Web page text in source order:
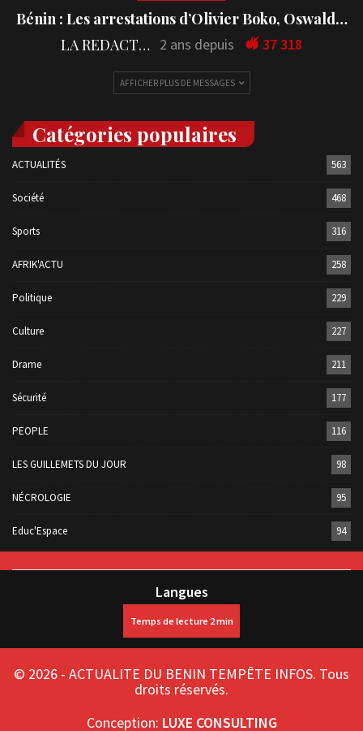
Bénin : Les arrestations d’Olivier Boko, Oswald…
LA REDACTION 2 ans depuis 37 318
AFFICHER PLUS DE MESSAGES
Catégories populaires
ACTUALITÉS 563
Société 468
Sports 316
AFRIK'ACTU 258
Politique 229
Culture 227
Drame 211
Sécurité 177
PEOPLE 116
LES GUILLEMETS DU JOUR 98
NÉCROLOGIE 95
Educ'Espace 94
Langues
© 2026 - ACTUALITE DU BENIN TEMPÊTE INFOS. Tous
droits réservés.
Conception: LUXE CONSULTING